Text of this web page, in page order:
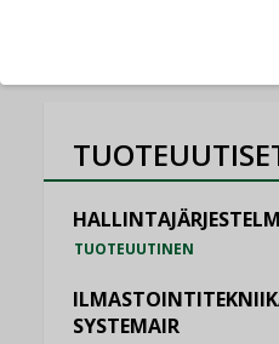
TUOTEUUTINEN
SYSTEMAIR